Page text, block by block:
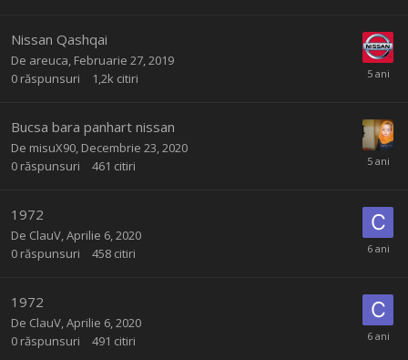
Nissan Qashqai
De areuca, Februarie 27, 2019
0 răspunsuri 1,2k citiri
Bucsa bara panhart nissan
De misuX90, Decembrie 23, 2020
0 răspunsuri 461 citiri
1972
De ClauV,Aprilie 6, 2020
0 răspunsuri 458 citiri
1972
De ClauV,Aprilie 6, 2020
0 răspunsuri 491 citiri